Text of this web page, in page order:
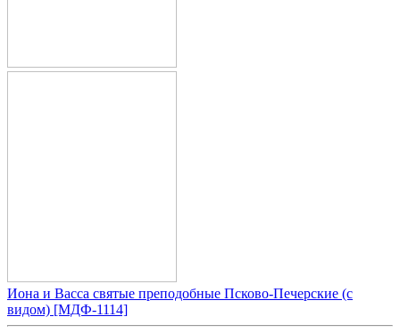
Иона и Васса святые преподобные Псково-Печерские (с
видом) [МДФ-1114]